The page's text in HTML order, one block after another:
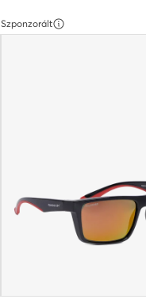
Szponzorált